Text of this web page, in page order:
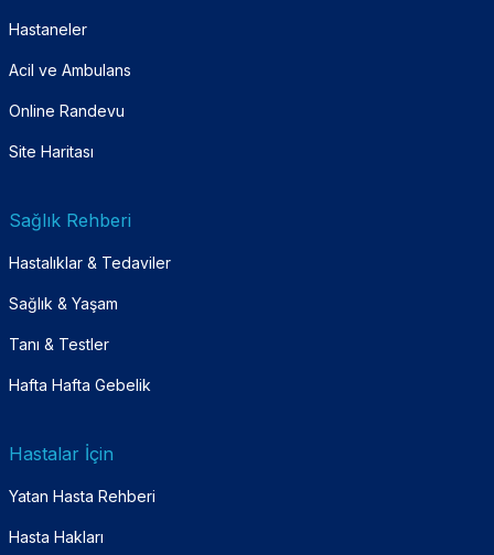
Hastaneler
Acil ve Ambulans
Online Randevu
Site Haritası
Sağlık Rehberi
Hastalıklar & Tedaviler
Sağlık & Yaşam
Tanı & Testler
Hafta Hafta Gebelik
Hastalar İçin
Yatan Hasta Rehberi
Hasta Hakları